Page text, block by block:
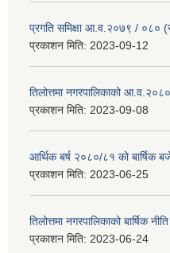
प्रगति समिक्षा आ.व.२०७९ / ०८०
प्रकाशन मिति: 2023-09-12
तिलोत्तमा नगरपालिकाको
प्रकाशन मिति: 2023-09-08
आर्थिक बर्ष २०८०/८१ को बार्षिक
प्रकाशन मिति: 2023-06-25
तिलोत्तमा नगरपालिकाको बार्षिक
प्रकाशन मिति: 2023-06-24